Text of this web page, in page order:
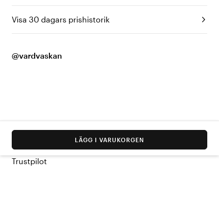
Visa 30 dagars prishistorik
@vardvaskan
LÄGG I VARUKORGEN
Trustpilot